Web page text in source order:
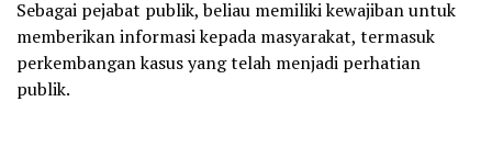
Sebagai pejabat publik, beliau memiliki kewajiban untuk
memberikan informasi kepada masyarakat, termasuk
perkembangan kasus yang telah menjadi perhatian
publik.